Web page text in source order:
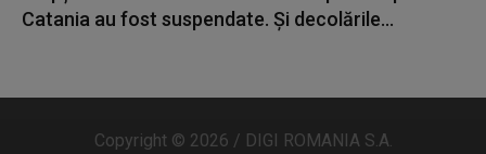
Catania au fost suspendate. Și decolările...
Copyright © 2026 / DIGI ROMANIA S.A.